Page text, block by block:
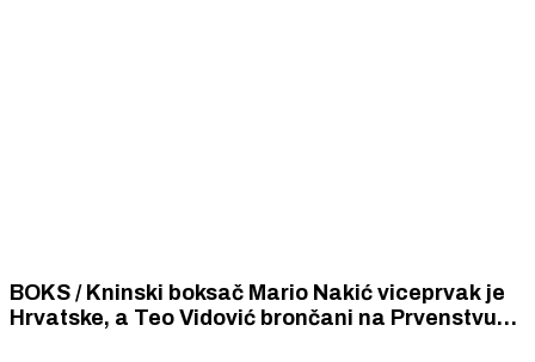
BOKS / Kninski boksač Mario Nakić viceprvak je
Hrvatske, a Teo Vidović brončani na Prvenstvu